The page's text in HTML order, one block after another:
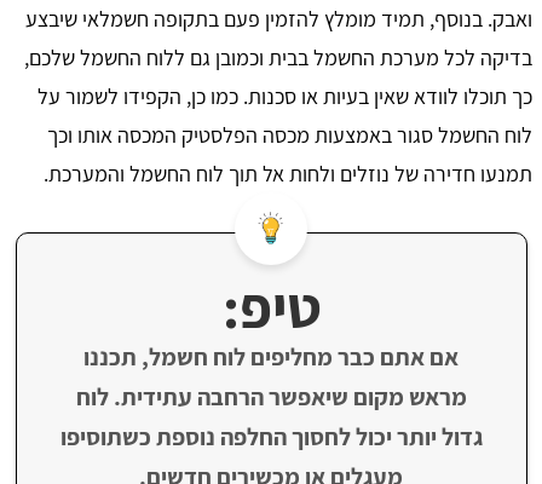
ואבק. בנוסף, תמיד מומלץ להזמין פעם בתקופה חשמלאי שיבצע
בדיקה לכל מערכת החשמל בבית וכמובן גם ללוח החשמל שלכם,
כך תוכלו לוודא שאין בעיות או סכנות. כמו כן, הקפידו לשמור על
לוח החשמל סגור באמצעות מכסה הפלסטיק המכסה אותו וכך
תמנעו חדירה של נוזלים ולחות אל תוך לוח החשמל והמערכת.
טיפ:
אם אתם כבר מחליפים לוח חשמל, תכננו
מראש מקום שיאפשר הרחבה עתידית. לוח
גדול יותר יכול לחסוך החלפה נוספת כשתוסיפו
מעגלים או מכשירים חדשים.